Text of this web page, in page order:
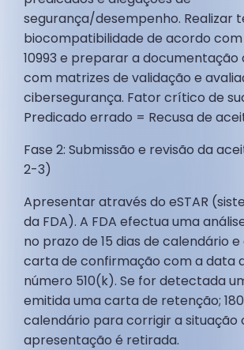
segurança/desempenho. Realizar
biocompatibilidade de acordo com
10993 e preparar a
com matrizes de validação e
cibersegurança. Fator crítico de
Predicado errado = Recusa de
Fase 2: Submissão e revisão da
2-3)
Apresentar através do eSTAR
da FDA). A FDA efectua uma
no prazo de 15 dias de calendário
carta de confirmação com a data
número 510(k). Se for detectada
emitida uma carta de retenção;
calendário para corrigir a situação
apresentação é retirada.